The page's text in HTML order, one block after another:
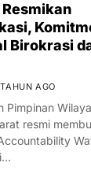
Birokrasi
AGO
Pimpinan
resmi